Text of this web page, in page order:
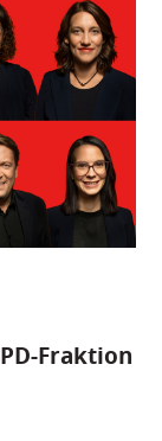
Fraktion